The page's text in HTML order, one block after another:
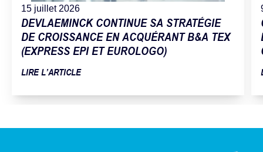
15 juillet 2026
DEVLAEMINCK CONTINUE SA STRATÉGIE
DE CROISSANCE EN ACQUÉRANT B&A TEX
(EXPRESS EPI ET EUROLOGO)
LIRE L’ARTICLE